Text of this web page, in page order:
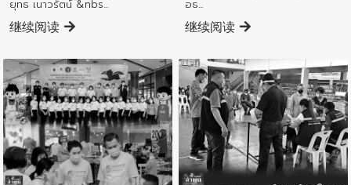
ยุทธ เนาวรัตน์ &nbs...
继续阅读
อธ...
继续阅读